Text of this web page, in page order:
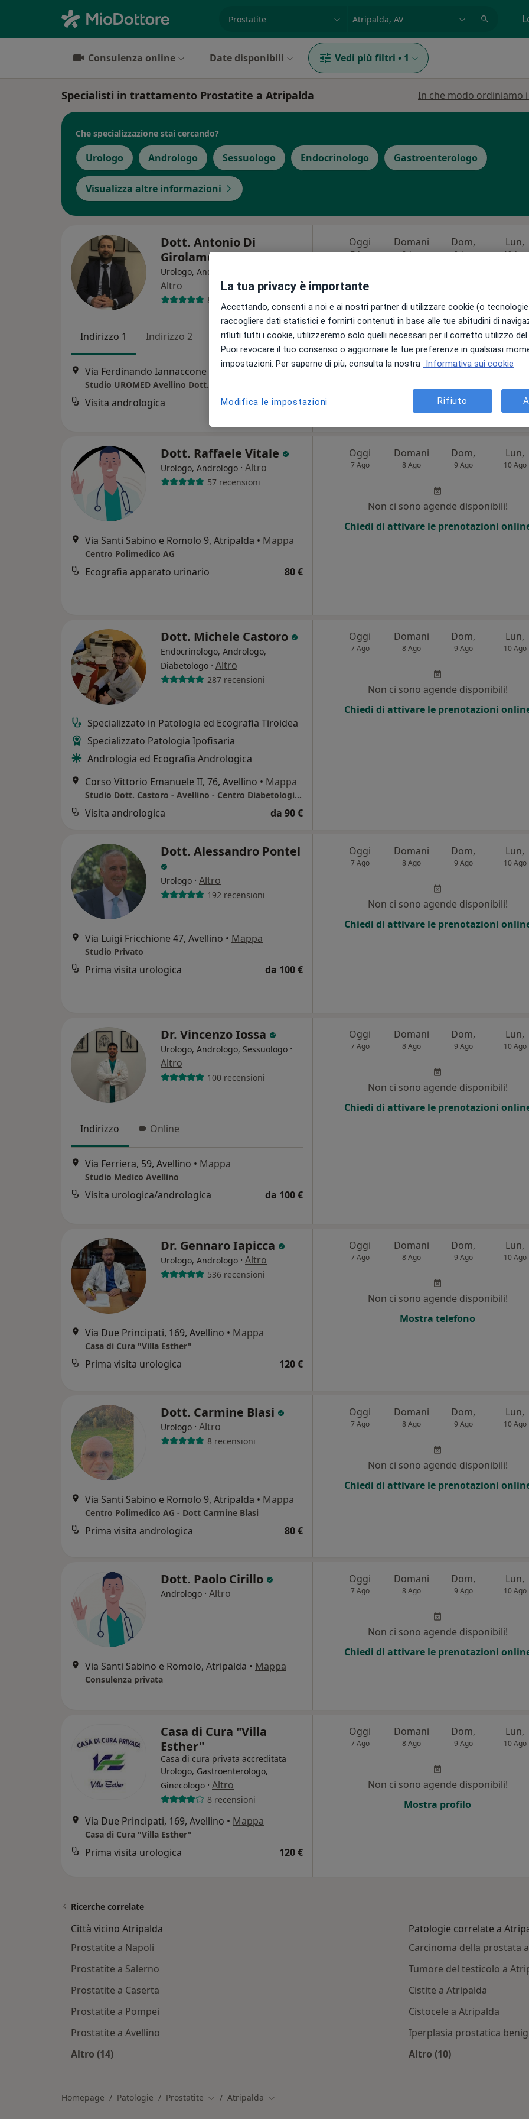
Consulenza online Date disponibili Vedi più filtri • 1
Specialisti in trattamento Prostatite a Atripalda In che modo ordiniamo
Che specializzazione stai cercando?
Urologo Andrologo Sessuologo Endocrinologo Gastroenterologo
Visualizza altre informazioni
Dott. Antonio Di
Girolamo
Urologo, Andrologo, Sessuologo
Altro
894 recensioni
Indirizzo 1 Indirizzo 2 Indirizzo 3
Via Ferdinando Iannaccone 4, Avellino
Studio UROMED Avellino Dott. Di Girolamo
Visita andrologica 150 €
Oggi
7 Ago
Domani
8 Ago
Dom,
9 Ago
Lun,
10 Ago
Chiedi di attivare le prenotazioni online
Dott. Raffaele Vitale
Urologo, Andrologo · Altro
57 recensioni
Via Santi Sabino e Romolo 9, Atripalda • Mappa
Centro Polimedico AG
Ecografia apparato urinario 80 €
Oggi
7 Ago
Domani
8 Ago
Dom,
9 Ago
Lun,
10 Ago
Non ci sono agende disponibili!
Chiedi di attivare le prenotazioni
Dott. Michele Castoro
Endocrinologo, Andrologo,
Diabetologo · Altro
287 recensioni
Specializzato in Patologia ed Ecografia Tiroidea
Specializzato Patologia Ipofisaria
Andrologia ed Ecografia Andrologica
Corso Vittorio Emanuele II, 76, Avellino • Mappa
Studio Dott. Castoro - Avellino - Centro Diabetologia Arianna
Visita andrologica da 90 €
Oggi
7 Ago
Domani
8 Ago
Dom,
9 Ago
Lun,
10 Ago
Non ci sono agende disponibili!
Chiedi di attivare le prenotazioni
Dott. Alessandro Pontel
Urologo · Altro
192 recensioni
Via Luigi Fricchione 47, Avellino • Mappa
Studio Privato
Prima visita urologica da 100 €
Oggi
7 Ago
Domani
8 Ago
Dom,
9 Ago
Lun,
10 Ago
Non ci sono agende disponibili!
Chiedi di attivare le prenotazioni
Dr. Vincenzo Iossa
Urologo, Andrologo, Sessuologo ·
Altro
100 recensioni
Indirizzo Online
Via Ferriera, 59, Avellino • Mappa
Studio Medico Avellino
Visita urologica/andrologica da 100 €
Oggi
7 Ago
Domani
8 Ago
Dom,
9 Ago
Lun,
10 Ago
Non ci sono agende disponibili!
Chiedi di attivare le prenotazioni
Dr. Gennaro Iapicca
Urologo, Andrologo · Altro
536 recensioni
Via Due Principati, 169, Avellino • Mappa
Casa di Cura "Villa Esther"
Prima visita urologica 120 €
Oggi
7 Ago
Domani
8 Ago
Dom,
9 Ago
Lun,
10 Ago
Non ci sono agende disponibili!
Mostra telefono
Dott. Carmine Blasi
Urologo · Altro
8 recensioni
Via Santi Sabino e Romolo 9, Atripalda • Mappa
Centro Polimedico AG - Dott Carmine Blasi
Prima visita andrologica 80 €
Oggi
7 Ago
Domani
8 Ago
Dom,
9 Ago
Lun,
10 Ago
Non ci sono agende disponibili!
Chiedi di attivare le prenotazioni
Dott. Paolo Cirillo
Andrologo · Altro
Via Santi Sabino e Romolo, Atripalda • Mappa
Consulenza privata
Oggi
7 Ago
Domani
8 Ago
Dom,
9 Ago
Lun,
10 Ago
Non ci sono agende disponibili!
Chiedi di attivare le prenotazioni
Casa di Cura "Villa
Esther"
Casa di cura privata accreditata
Urologo, Gastroenterologo,
Ginecologo · Altro
8 recensioni
Via Due Principati, 169, Avellino • Mappa
Casa di Cura "Villa Esther"
Prima visita urologica 120 €
Oggi
7 Ago
Domani
8 Ago
Dom,
9 Ago
Lun,
10 Ago
Non ci sono agende disponibili!
Mostra profilo
Ricerche correlate
Città vicino Atripalda
Prostatite a Napoli
Prostatite a Salerno
Prostatite a Caserta
Prostatite a Pompei
Prostatite a Avellino
Altro (14)
Patologie correlate a
Carcinoma della prostata
Tumore del testicolo a
Cistite a Atripalda
Cistocele a Atripalda
Iperplasia prostatica
Altro (10)
Homepage Patologie Prostatite Cambia città
Atripalda Cambia città
La tua privacy è importante
Accettando, consenti a noi e ai nostri partner di utilizzare cookie (o
raccogliere dati statistici e fornirti contenuti in base alle tue abitudini di
rifiuti tutti i cookie, utilizzeremo solo quelli necessari per il corretto utilizzo
Puoi revocare il tuo consenso o aggiornare le tue preferenze in qualsiasi
impostazioni. Per saperne di più, consulta la nostra Informativa sui cookie
Modifica le impostazioni Rifiuto